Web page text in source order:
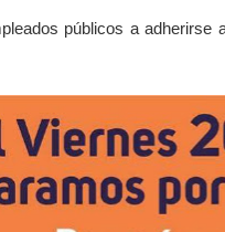
públicos a